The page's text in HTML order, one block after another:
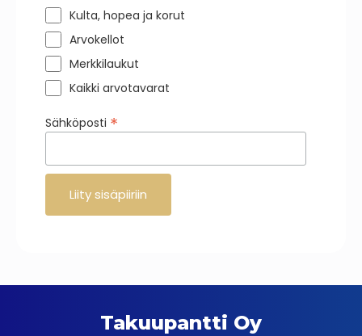
Kulta, hopea ja korut
Arvokellot
Merkkilaukut
Kaikki arvotavarat
Sähköposti *
Takuupantti Oy